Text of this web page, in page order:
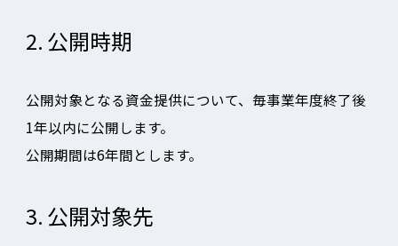
2. 公開時期
公開対象となる資金提供について、毎事業年度終了後
1年以内に公開します。
公開期間は6年間とします。
3. 公開対象先